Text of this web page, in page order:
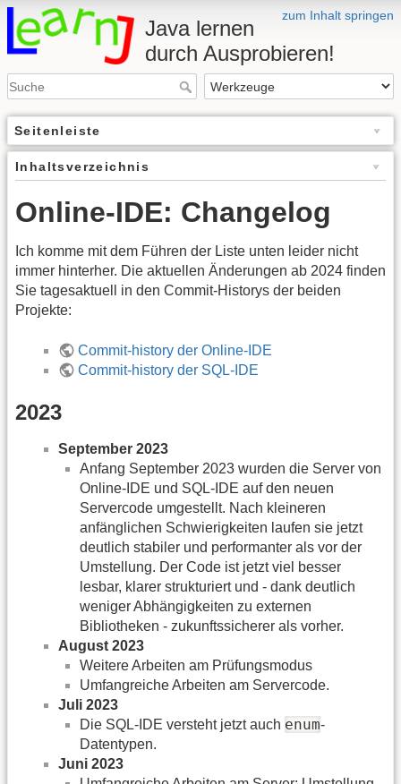
zum Inhalt springen
Java lernen
durch Ausprobieren!
Seitenleiste
Inhaltsverzeichnis
Online-IDE: Changelog
Ich komme mit dem Führen der Liste unten leider nicht
immer hinterher. Die aktuellen Änderungen ab 2024 finden
Sie tagesaktuell in den Commit-Historys der beiden
Projekte:
Commit-history der Online-IDE
Commit-history der SQL-IDE
2023
September 2023
Anfang September 2023 wurden die Server von
Online-IDE und SQL-IDE auf den neuen
Servercode umgestellt. Nach kleineren
anfänglichen Schwierigkeiten laufen sie jetzt
deutlich stabiler und performanter als vor der
Umstellung. Der Code ist jetzt viel besser
lesbar, klarer strukturiert und - dank deutlich
weniger Abhängigkeiten zu externen
Bibliotheken - zukunftssicherer als vorher.
August 2023
Weitere Arbeiten am Prüfungsmodus
Umfangreiche Arbeiten am Servercode.
Juli 2023
Die SQL-IDE versteht jetzt auch enum-
Datentypen.
Juni 2023